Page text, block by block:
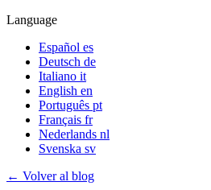
Language
Español es
Deutsch de
Italiano it
English en
Português pt
Français fr
Nederlands nl
Svenska sv
← Volver al blog